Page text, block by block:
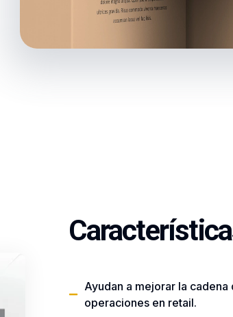
Ayudan a mejorar la
operaciones en retail.